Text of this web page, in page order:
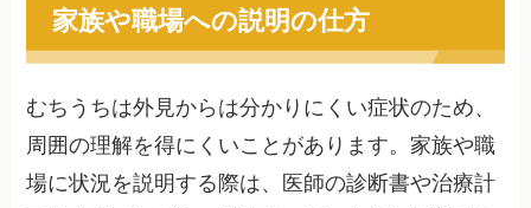
家族や職場への説明の仕方
むちうちは外見からは分かりにくい症状のため、
周囲の理解を得にくいことがあります。家族や職
場に状況を説明する際は、医師の診断書や治療計